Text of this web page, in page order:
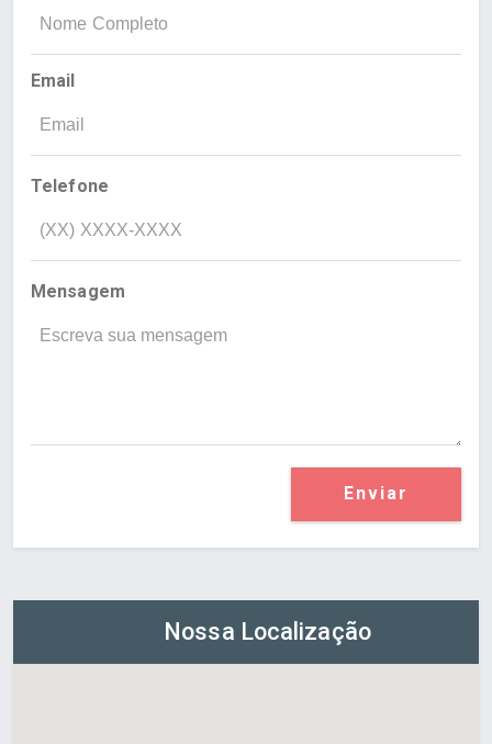
Email
Telefone
Mensagem
Enviar
Nossa Localização